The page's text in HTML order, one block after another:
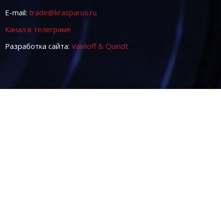
E-mail: trade@krasparus.ru
Канал в телеграме
Разработка сайта: Vaviloff & Quindt